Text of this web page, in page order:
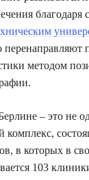
благодаря
перенаправляют
методом
– это не
комплекс,
в которых в
103